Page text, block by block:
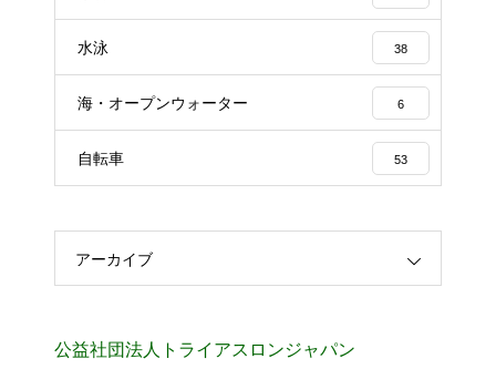
水泳 38
海・オープンウォーター 6
自転車 53
アーカイブ
公益社団法人トライアスロンジャパン